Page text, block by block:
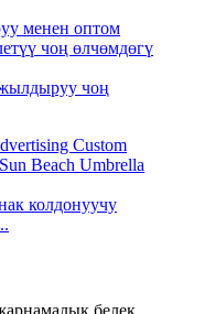
чоң
колдонуучу